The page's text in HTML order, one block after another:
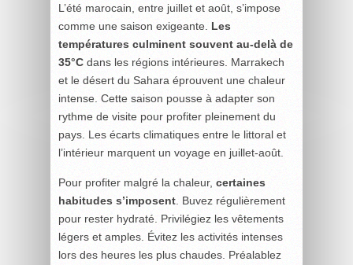
L’été marocain, entre juillet et août, s’impose
comme une saison exigeante. Les
températures culminent souvent au-delà de
35°C dans les régions intérieures. Marrakech
et le désert du Sahara éprouvent une chaleur
intense. Cette saison pousse à adapter son
rythme de visite pour profiter pleinement du
pays. Les écarts climatiques entre le littoral et
l’intérieur marquent un voyage en juillet-août.
Pour profiter malgré la chaleur, certaines
habitudes s’imposent . Buvez régulièrement
pour rester hydraté. Privilégiez les vêtements
légers et amples. Évitez les activités intenses
lors des heures les plus chaudes. Préalablez